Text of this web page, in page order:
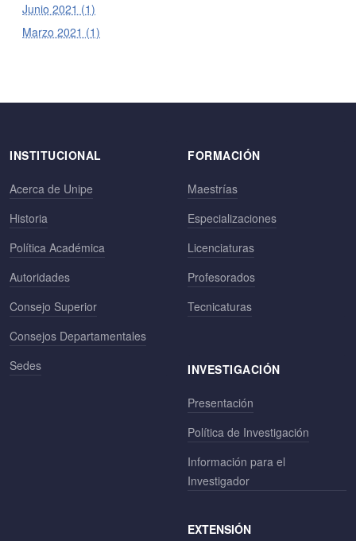
Junio 2021 (1)
Marzo 2021 (1)
INSTITUCIONAL
Acerca de Unipe
Historia
Política Académica
Autoridades
Consejo Superior
Consejos Departamentales
Sedes
FORMACIÓN
Maestrías
Especializaciones
Licenciaturas
Profesorados
Tecnicaturas
INVESTIGACIÓN
Presentación
Política de Investigación
Información para el
Investigador
EXTENSIÓN